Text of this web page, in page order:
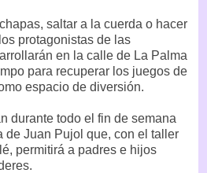
saltar a la cuerda o hacer
protagonistas de las
en la calle de La Palma
para recuperar los juegos de
espacio de diversión.
durante todo el fin de semana
de Juan Pujol que, con el taller
permitirá a padres e hijos